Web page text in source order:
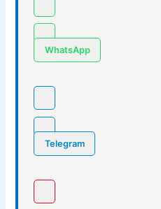
WhatsApp
Telegram